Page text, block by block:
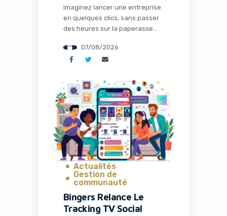
Imaginez lancer une entreprise
en quelques clics, sans passer
des heures sur la paperasse
des outils ou la recherche de
solutions techniques. C’est
Naïve, une startup qui vient de
lever 28,5 millions de dollars
pour transformer radicalement
la façon dont les entrepreneurs
et les développeurs lancent et
gèrent […]
07/08/2026
Actualités
Gestion de
communauté
Bingers Relance Le
Tracking TV Social